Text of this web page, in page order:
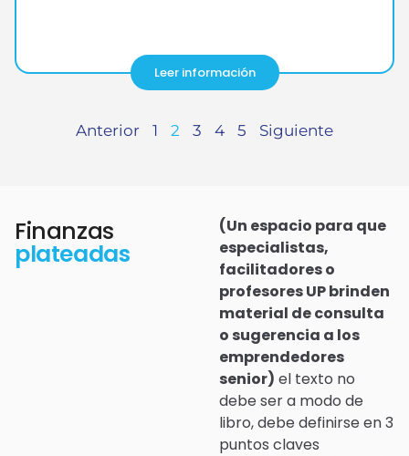
Leer información
Anterior 1 2 3 4 5 Siguiente
Finanzas
plateadas
(Un espacio para que
especialistas,
facilitadores o
profesores UP brinden
material de consulta
o sugerencia a los
emprendedores
senior) el texto no
debe ser a modo de
libro, debe definirse en 3
puntos claves